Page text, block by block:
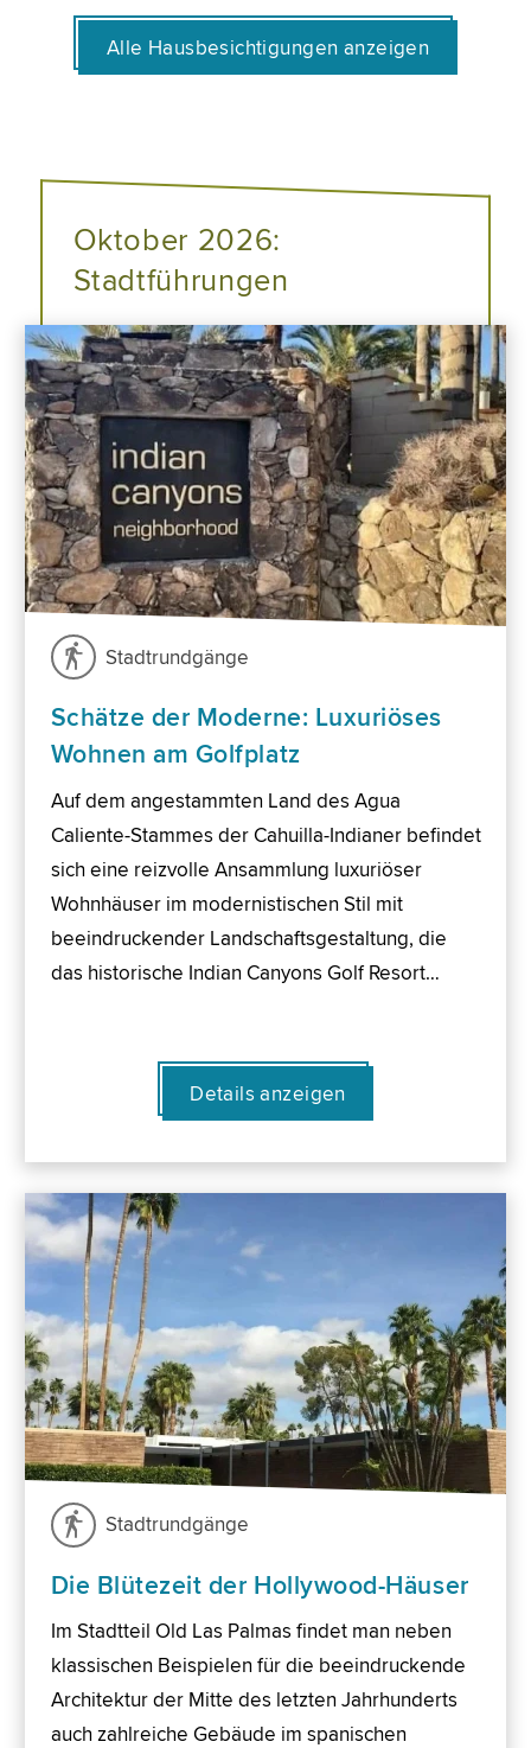
Alle Hausbesichtigungen anzeigen
Oktober 2026:
Stadtführungen
Stadtrundgänge
Schätze der Moderne: Luxuriöses
Wohnen am Golfplatz
Auf dem angestammten Land des Agua
Caliente-Stammes der Cahuilla-Indianer befindet
sich eine reizvolle Ansammlung luxuriöser
Wohnhäuser im modernistischen Stil mit
beeindruckender Landschaftsgestaltung, die
das historische Indian Canyons Golf Resort…
Details anzeigen
Stadtrundgänge
Die Blütezeit der Hollywood-Häuser
Im Stadtteil Old Las Palmas findet man neben
klassischen Beispielen für die beeindruckende
Architektur der Mitte des letzten Jahrhunderts
auch zahlreiche Gebäude im spanischen